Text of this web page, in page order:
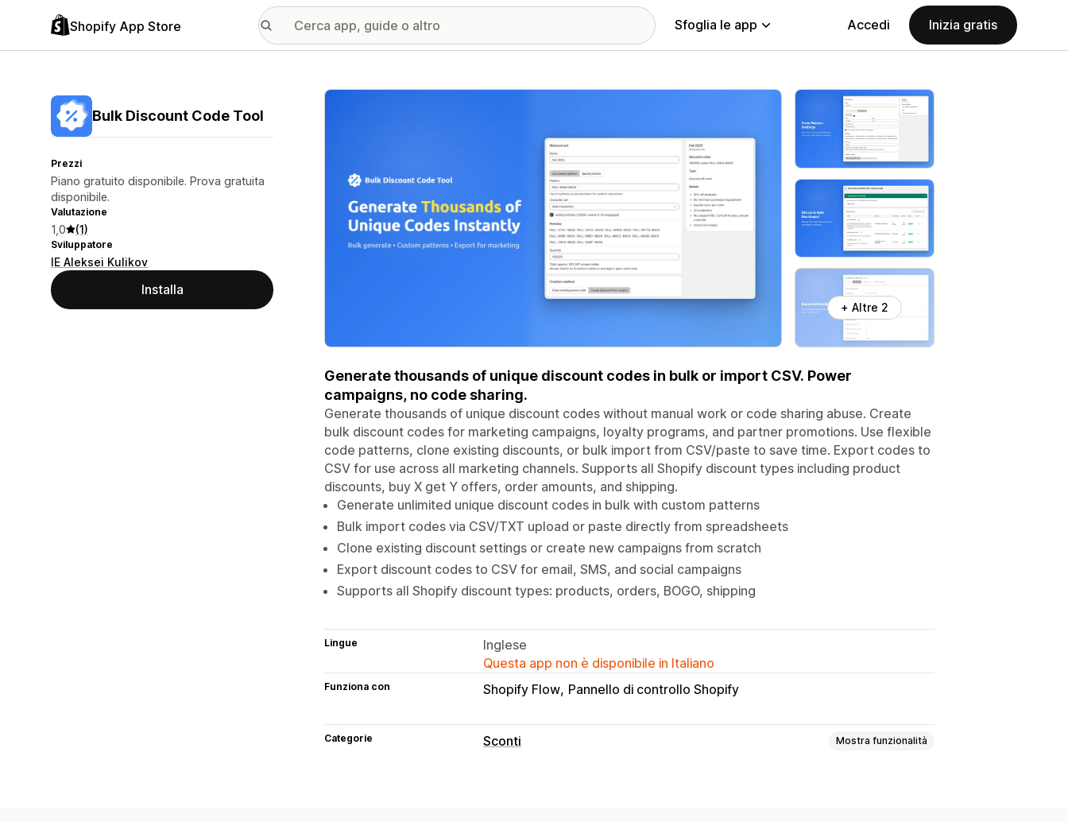
Shopify App Store Sfoglia le app Accedi Inizia gratis
Bulk Discount Code Tool
Prezzi
Piano gratuito disponibile. Prova gratuita
disponibile.
Valutazione
1,0 (1)
Sviluppatore
IE Aleksei Kulikov
Installa
Galleria immagini in evidenza
+ Altre 2
Generate thousands of unique discount codes in bulk or import CSV. Power
campaigns, no code sharing.
Generate thousands of unique discount codes without manual work or code sharing abuse. Create
bulk discount codes for marketing campaigns, loyalty programs, and partner promotions. Use flexible
code patterns, clone existing discounts, or bulk import from CSV/paste to save time. Export codes to
CSV for use across all marketing channels. Supports all Shopify discount types including product
discounts, buy X get Y offers, order amounts, and shipping.
Generate unlimited unique discount codes in bulk with custom patterns
Bulk import codes via CSV/TXT upload or paste directly from spreadsheets
Clone existing discount settings or create new campaigns from scratch
Export discount codes to CSV for email, SMS, and social campaigns
Supports all Shopify discount types: products, orders, BOGO, shipping
Lingue
Inglese
Questa app non è disponibile in Italiano
Funziona con Shopify Flow Pannello di controllo Shopify
Categorie Sconti Mostra funzionalità